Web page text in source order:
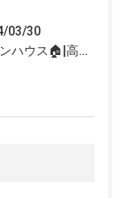
03/30
オープンハウス🏠|高槻市の不動産売却、不動産空き家のご相談はなぎさ不動産まで！